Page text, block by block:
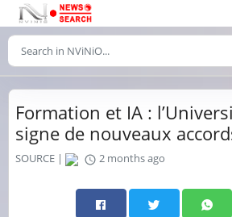
Formation et IA :
signe de nouveaux
SOURCE | 2 months ago